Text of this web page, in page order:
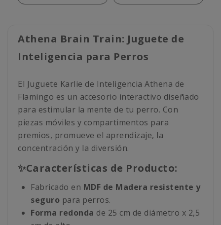
Athena Brain Train: Juguete de
Inteligencia para Perros
El Juguete Karlie de Inteligencia Athena de
Flamingo es un accesorio interactivo diseñado
para estimular la mente de tu perro. Con
piezas móviles y compartimentos para
premios, promueve el aprendizaje, la
concentración y la diversión.
✨Características de Producto:
Fabricado en MDF de Madera resistente y
seguro para perros.
Forma redonda de 25 cm de diámetro x 2,5